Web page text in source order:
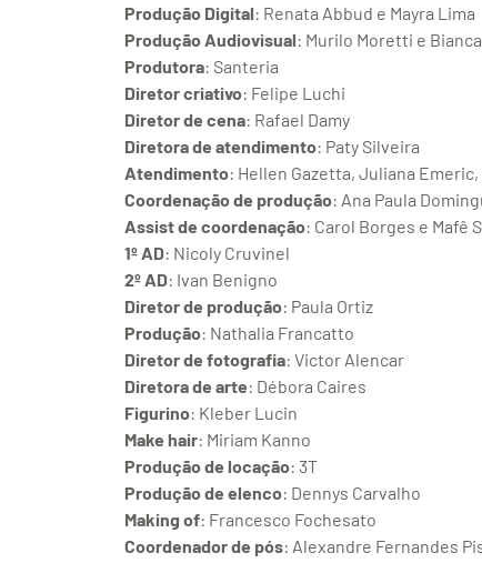
Produção Digital: Renata Abbud e Mayra Lima
Produção Audiovisual: Murilo Moretti e
Produtora: Santeria
Diretor criativo: Felipe Luchi
Diretor de cena: Rafael Damy
Diretora de atendimento: Paty Silveira
Atendimento: Hellen Gazetta, Juliana
Coordenação de produção: Ana Paula
Assist de coordenação: Carol Borges e Mafê
1º AD: Nicoly Cruvinel
2º AD: Ivan Benigno
Diretor de produção: Paula Ortiz
Produção: Nathalia Francatto
Diretor de fotografia: Victor Alencar
Diretora de arte: Débora Caires
Figurino: Kleber Lucin
Make hair: Miriam Kanno
Produção de locação: 3T
Produção de elenco: Dennys Carvalho
Making of: Francesco Fochesato
Coordenador de pós: Alexandre Fernandes